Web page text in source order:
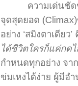
ความเด่นชั
จุดสุดยอด
อย่าง ‘สมิงตาเดีย
ได้ชีวิตใครก็แค่กดไ
กำหนดทุกอย่าง จา
ข่มเหงได้ง่าย ผู้มีอ